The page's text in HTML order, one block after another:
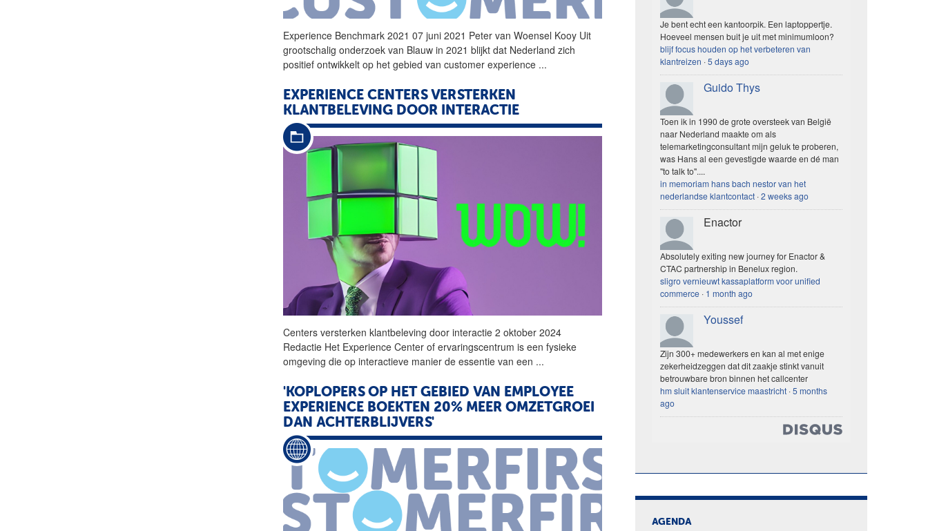
Experience Benchmark 2021 07 juni 2021 Peter van Woensel Kooy Uit
grootschalig onderzoek van Blauw in 2021 blijkt dat Nederland zich
positief ontwikkelt op het gebied van customerexperience ...
EXPERIENCE CENTERS VERSTERKEN
KLANTBELEVING DOOR INTERACTIE
Centers versterken klantbeleving door interactie 2 oktober 2024
Redactie Het Experience Center of ervaringscentrum is een fysieke
omgeving die op interactieve manier de essentie van een ...
'KOPLOPERS OP HET GEBIED VAN EMPLOYEE
EXPERIENCE BOEKTEN 20% MEER OMZETGROEI
DAN ACHTERBLIJVERS'
Je bent echt een kantoorpik. Een laptoppertje.
Hoeveel mensen buit je uit met minimumloon?
blijf focus houden op het verbeteren van
klantreizen ·5 days ago
Guido Thys
Toen ik in 1990 de grote oversteek van België
naar Nederland maakte om als
telemarketingconsultant mijn geluk te proberen,
was Hans al een gevestigde waarde en dé man
"to talk to"....
in memoriam hans bach nestor van het
nederlandse klantcontact ·2 weeks ago
Enactor
Absolutely exiting new journey for Enactor &
CTAC partnership in Benelux region.
sligro vernieuwt kassaplatform voor unified
commerce · 1 month ago
Youssef
Zijn 300+ medewerkers en kan al met enige
zekerheidzeggen dat dit zaakje stinkt vanuit
betrouwbare bron binnen het callcenter
hm sluit klantenservice maastricht ·5 months
ago
AGENDA